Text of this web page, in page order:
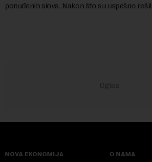
ponuđenih slova. Nakon što su uspešno
NOVA EKONOMIJA O NAMA